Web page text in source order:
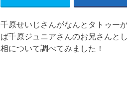
千原せいじさんがなんとタトゥー
ば千原ジュニアさんのお兄さんと
相について調べてみました！